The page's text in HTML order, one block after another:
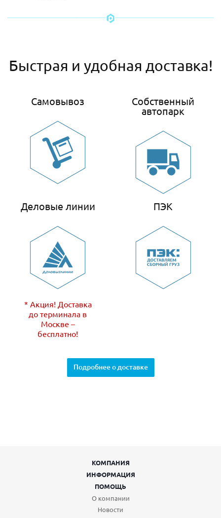
Быстрая и удобная доставка!
Самовывоз
Собственный
автопарк
Деловые линии
* Акция! Доставка
до терминала в
Москве –
бесплатно!
ПЭК
Подробнее о доставке
КОМПАНИЯ
ИНФОРМАЦИЯ
ПОМОЩЬ
О компании
Новости